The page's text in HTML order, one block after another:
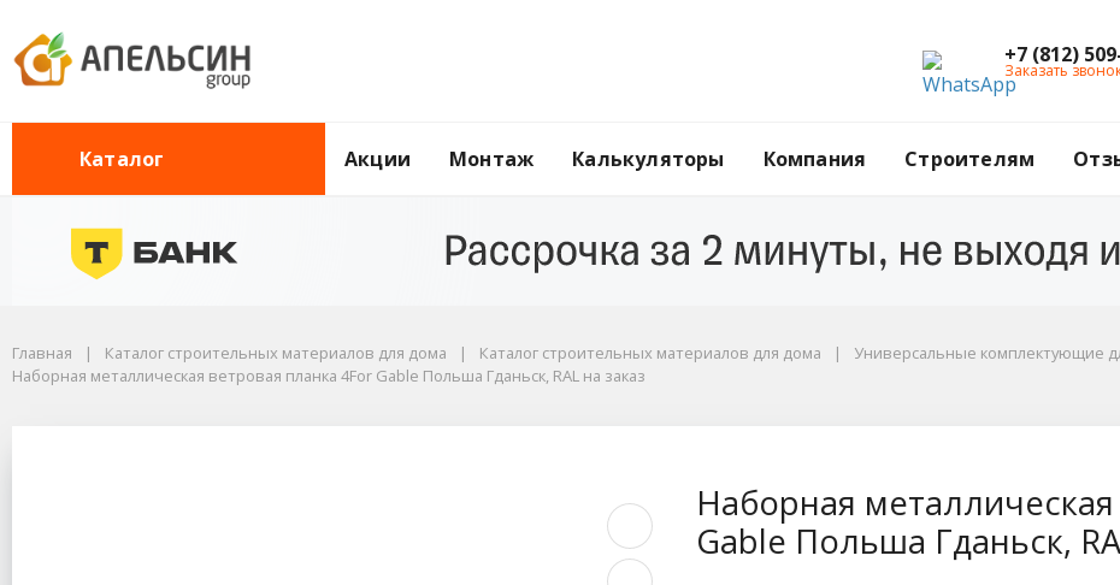
+7 (812)
Заказать
Каталог Акции Монтаж Калькуляторы Компания Строителям
Универсальные комплектующие для труб
Универсальные комплектующие для труб Pipe
Наборная металлическая ветровая планка 4For Gable Польша Гданьск, RAL на заказ
Главная Каталог строительных материалов для дома Каталог строительных материалов для дома Универсальные комплектующие
Наборная металлическая ветровая планка 4For Gable Польша Гданьск, RAL на заказ
Наборная
Gable Польша Гданьск,